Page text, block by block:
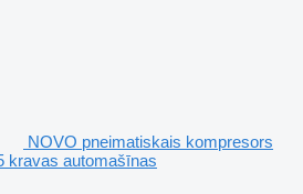
NOVO pneimatiskais kompresors
kravas automašīnas